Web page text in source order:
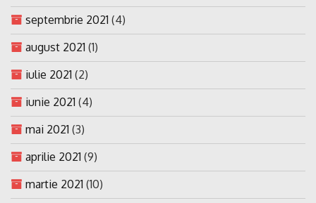
septembrie 2021 (4)
august 2021 (1)
iulie 2021 (2)
iunie 2021 (4)
mai 2021 (3)
aprilie 2021 (9)
martie 2021 (10)